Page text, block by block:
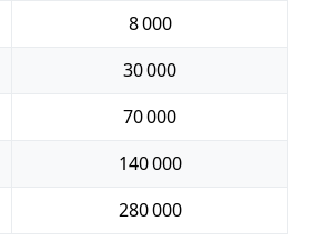
8 000
30 000
70 000
140 000
280 000